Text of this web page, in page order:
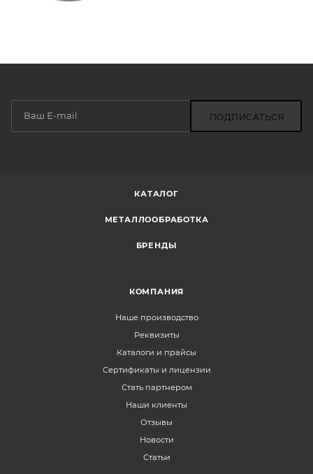
ПОДПИСАТЬСЯ
КАТАЛОГ
МЕТАЛЛООБРАБОТКА
БРЕНДЫ
КОМПАНИЯ
Наше производство
Реквизиты
Каталоги и прайсы
Сертификаты и лицензии
Стать партнером
Наши клиенты
Отзывы
Новости
Статьи